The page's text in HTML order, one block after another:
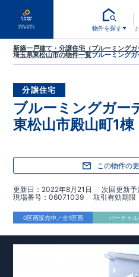
物件を探す
新築一戸建て・分譲住宅（ブルーミング
埼玉県東松山市の物件一覧ブルーミング
分譲住宅
ブルーミングガー
東松山市殿山町1棟
この物件の
更新日 2022年8月21日 次回更新予
現場番号
06071039 取引有効期限
0区画販売中／全1区画 バーチャ